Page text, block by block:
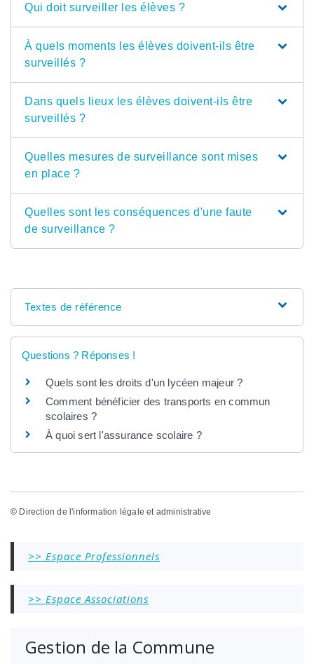
Qui doit surveiller les élèves ?
À quels moments les élèves doivent-ils être
surveillés ?
Dans quels lieux les élèves doivent-ils être
surveillés ?
Quelles mesures de surveillance sont mises
en place ?
Quelles sont les conséquences d'une faute
de surveillance ?
Textes de référence
Questions ? Réponses !
Quels sont les droits d'un lycéen majeur ?
Comment bénéficier des transports en commun
scolaires ?
À quoi sert l'assurance scolaire ?
© Direction de l'information légale et administrative
>> Espace Professionnels
>> Espace Associations
Gestion de la Commune